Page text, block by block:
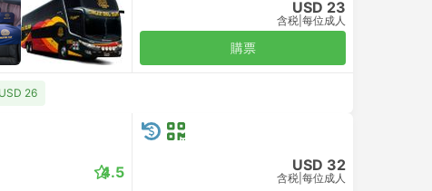
USD 23
含税 每位成人
購票
26
4.5 USD 32
含税 每位成人